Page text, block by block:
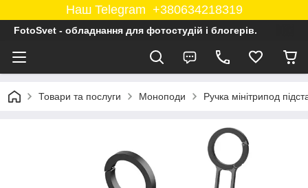
Наш Telegram +380634218319
FotoSvet - обладнання для фотостудій і блогерів.
Товари та послуги Моноподи Ручка мінітрипод